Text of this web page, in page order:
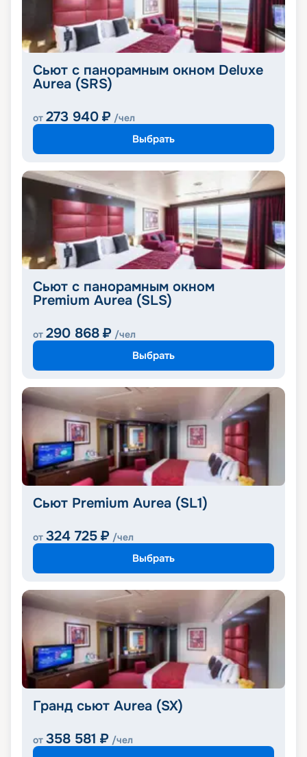
Сьют с панорамным окном Deluxe
Aurea (SRS)
от 273 940 ₽ /чел
Выбрать
Сьют с панорамным окном
Premium Aurea (SLS)
от 290 868 ₽ /чел
Выбрать
Сьют Premium Aurea (SL1)
от 324 725 ₽ /чел
Выбрать
Гранд сьют Aurea (SX)
от 358 581 ₽ /чел